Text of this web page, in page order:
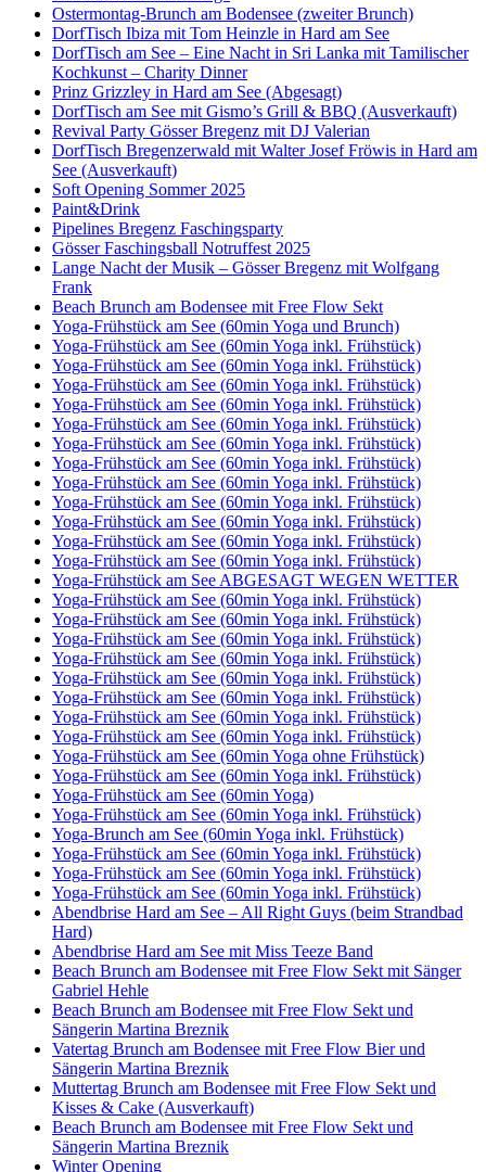
Ostermontag-Brunch am Bodensee (zweiter Brunch)
DorfTisch Ibiza mit Tom Heinzle in Hard am See
DorfTisch am See – Eine Nacht in Sri Lanka mit Tamilischer
Kochkunst – Charity Dinner
Prinz Grizzley in Hard am See (Abgesagt)
DorfTisch am See mit Gismo’s Grill & BBQ (Ausverkauft)
Revival Party Gösser Bregenz mit DJ Valerian
DorfTisch Bregenzerwald mit Walter Josef Fröwis in Hard am
See (Ausverkauft)
Soft Opening Sommer 2025
Paint&Drink
Pipelines Bregenz Faschingsparty
Gösser Faschingsball Notruffest 2025
Lange Nacht der Musik – Gösser Bregenz mit Wolfgang
Frank
Beach Brunch am Bodensee mit Free Flow Sekt
Yoga-Frühstück am See (60min Yoga und Brunch)
Yoga-Frühstück am See (60min Yoga inkl. Frühstück)
Yoga-Frühstück am See (60min Yoga inkl. Frühstück)
Yoga-Frühstück am See (60min Yoga inkl. Frühstück)
Yoga-Frühstück am See (60min Yoga inkl. Frühstück)
Yoga-Frühstück am See (60min Yoga inkl. Frühstück)
Yoga-Frühstück am See (60min Yoga inkl. Frühstück)
Yoga-Frühstück am See (60min Yoga inkl. Frühstück)
Yoga-Frühstück am See (60min Yoga inkl. Frühstück)
Yoga-Frühstück am See (60min Yoga inkl. Frühstück)
Yoga-Frühstück am See (60min Yoga inkl. Frühstück)
Yoga-Frühstück am See (60min Yoga inkl. Frühstück)
Yoga-Frühstück am See (60min Yoga inkl. Frühstück)
Yoga-Frühstück am See ABGESAGT WEGEN WETTER
Yoga-Frühstück am See (60min Yoga inkl. Frühstück)
Yoga-Frühstück am See (60min Yoga inkl. Frühstück)
Yoga-Frühstück am See (60min Yoga inkl. Frühstück)
Yoga-Frühstück am See (60min Yoga inkl. Frühstück)
Yoga-Frühstück am See (60min Yoga inkl. Frühstück)
Yoga-Frühstück am See (60min Yoga inkl. Frühstück)
Yoga-Frühstück am See (60min Yoga inkl. Frühstück)
Yoga-Frühstück am See (60min Yoga inkl. Frühstück)
Yoga-Frühstück am See (60min Yoga ohne Frühstück)
Yoga-Frühstück am See (60min Yoga inkl. Frühstück)
Yoga-Frühstück am See (60min Yoga)
Yoga-Frühstück am See (60min Yoga inkl. Frühstück)
Yoga-Brunch am See (60min Yoga inkl. Frühstück)
Yoga-Frühstück am See (60min Yoga inkl. Frühstück)
Yoga-Frühstück am See (60min Yoga inkl. Frühstück)
Yoga-Frühstück am See (60min Yoga inkl. Frühstück)
Abendbrise Hard am See – All Right Guys (beim Strandbad
Hard)
Abendbrise Hard am See mit Miss Teeze Band
Beach Brunch am Bodensee mit Free Flow Sekt mit Sänger
Gabriel Hehle
Beach Brunch am Bodensee mit Free Flow Sekt und
Sängerin Martina Breznik
Vatertag Brunch am Bodensee mit Free Flow Bier und
Sängerin Martina Breznik
Muttertag Brunch am Bodensee mit Free Flow Sekt und
Kisses & Cake (Ausverkauft)
Beach Brunch am Bodensee mit Free Flow Sekt und
Sängerin Martina Breznik
Winter Opening